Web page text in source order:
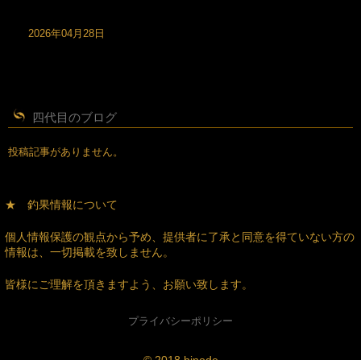
2026年04月28日
四代目のブログ
投稿記事がありません。
★ 釣果情報について
個人情報保護の観点から予め、提供者に了承と同意を得ていない方の
情報は、一切掲載を致しません。
皆様にご理解を頂きますよう、お願い致します。
プライバシーポリシー